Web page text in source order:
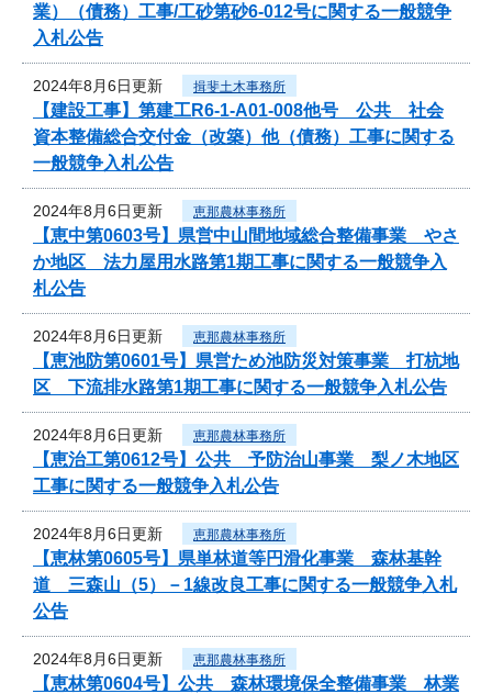
業）（債務）工事/工砂第砂6-012号に関する一般競争
入札公告
2024年8月6日更新 揖斐土木事務所
【建設工事】第建工R6-1-A01-008他号 公共 社会
資本整備総合交付金（改築）他（債務）工事に関する
一般競争入札公告
2024年8月6日更新 恵那農林事務所
【恵中第0603号】県営中山間地域総合整備事業 やさ
か地区 法力屋用水路第1期工事に関する一般競争入
札公告
2024年8月6日更新 恵那農林事務所
【恵池防第0601号】県営ため池防災対策事業 打杭地
区 下流排水路第1期工事に関する一般競争入札公告
2024年8月6日更新 恵那農林事務所
【恵治工第0612号】公共 予防治山事業 梨ノ木地区
工事に関する一般競争入札公告
2024年8月6日更新 恵那農林事務所
【恵林第0605号】県単林道等円滑化事業 森林基幹
道 三森山（5）－1線改良工事に関する一般競争入札
公告
2024年8月6日更新 恵那農林事務所
【恵林第0604号】公共 森林環境保全整備事業 林業